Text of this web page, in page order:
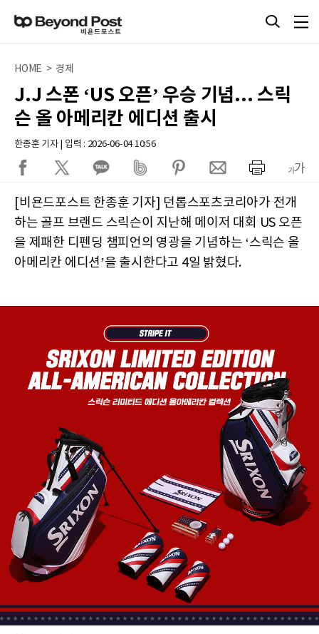
HOME > 경제
J.J 스폰 ‘US 오픈’ 우승 기념... 스릭
슨 올 아메리칸 에디션 출시
한종훈 기자 | 입력 : 2026-06-04 10:56
[비욘드포스트 한종훈 기자] 던롭스포츠코리아가 전개
하는 골프 브랜드 스릭슨이 지난해 메이저 대회 US 오픈
을 제패한 디펜딩 챔피언의 영광을 기념하는 ‘스릭슨 올
아메리칸 에디션’을 출시한다고 4일 밝혔다.